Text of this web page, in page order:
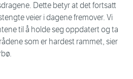
Dette betyr at det fortsatt
veier i dagene fremover. Vi
til å holde seg oppdatert og ta
som er hardest rammet, sier